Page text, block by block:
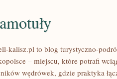
kalisz.pl to blog turystyczno-
– miejscu, które potrafi
wędrówek, gdzie praktyka